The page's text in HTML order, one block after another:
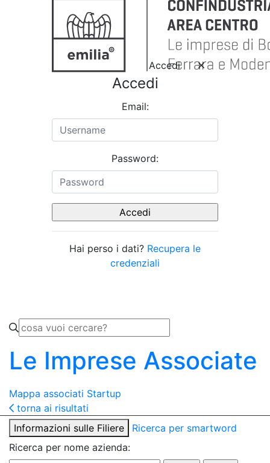
Accedi
Accedi
Email:
Password:
Hai perso i dati? Recupera le
credenziali
Le Imprese Associate
Mappa associati Startup
torna ai risultati
Informazioni sulle Filiere
Ricerca per smartword
Ricerca per nome azienda: